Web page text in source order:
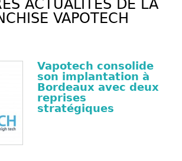
ACTUALITÉS DE LA
VAPOTECH
Vapotech consolide
son implantation à
Bordeaux avec deux
reprises
stratégiques